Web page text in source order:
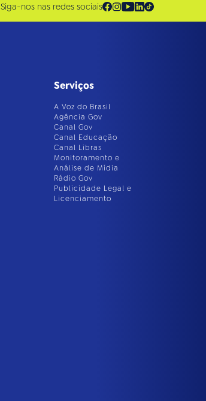
Siga-nos nas redes sociais
Serviços
A Voz do Brasil
Agência Gov
Canal Gov
Canal Educação
Canal Libras
Monitoramento e
Análise de Mídia
Rádio Gov
Publicidade Legal e
Licenciamento